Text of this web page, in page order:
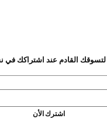
اشترك الأن